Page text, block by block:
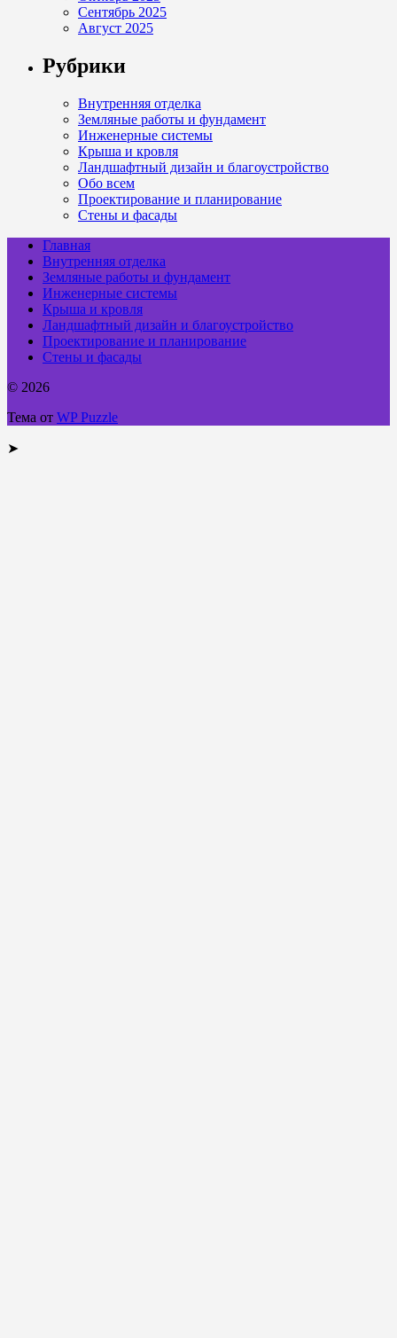
Сентябрь 2025
Август 2025
Рубрики
Внутренняя отделка
Земляные работы и фундамент
Инженерные системы
Крыша и кровля
Ландшафтный дизайн и благоустройство
Обо всем
Проектирование и планирование
Стены и фасады
Главная
Внутренняя отделка
Земляные работы и фундамент
Инженерные системы
Крыша и кровля
Ландшафтный дизайн и благоустройство
Проектирование и планирование
Стены и фасады
© 2026
Тема от WP Puzzle
➤